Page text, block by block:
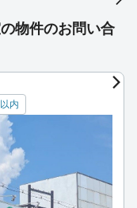
物件のお問い合
内